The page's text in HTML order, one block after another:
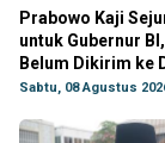
Prabowo Kaji
untuk Gubernur
Belum Dikirim ke
Sabtu, 08 Agustus